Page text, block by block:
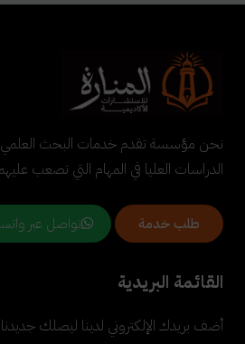
نحن مؤسسة تقدم خدمات البحث العلمي.
الدراسات العليا في المهام التي تصعب
طلب خدمة تواصل عبر
القائمة البريدية
أضف بريدك الإلكتروني لدينا ليصلك جديدنا